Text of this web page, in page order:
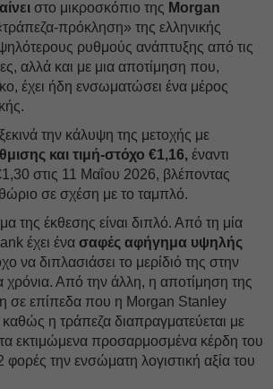
στο μικροσκόπιο της Morgan
πρόκληση» της ελληνικής
ρυθμούς ανάπτυξης από τις
αλλά και με μια αποτίμηση που,
έχει ήδη ενσωματώσει ένα μέρος
την κάλυψη της μετοχής με
και τιμή-στόχο €1,16, έναντι
στις 11 Μαΐου 2026, βλέποντας
σε σχέση με το ταμπλό.
της έκθεσης είναι διπλό. Από τη μία
έχει ένα σαφές αφήγημα υψηλής
να διπλασιάσει το μερίδιό της στην
χρόνια. Από την άλλη, η αποτίμηση της
σε επίπεδα που η Morgan Stanley
καθώς η τράπεζα διαπραγματεύεται με
εκτιμώμενα προσαρμοσμένα κέρδη του
την ενσώματη λογιστική αξία του